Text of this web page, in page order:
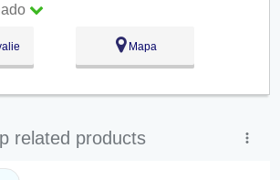
- 18:00
- 18:00
- 18:00
Mapa